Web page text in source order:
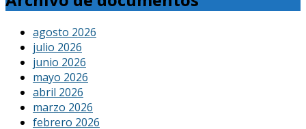
agosto 2026
julio 2026
junio 2026
mayo 2026
abril 2026
marzo 2026
febrero 2026